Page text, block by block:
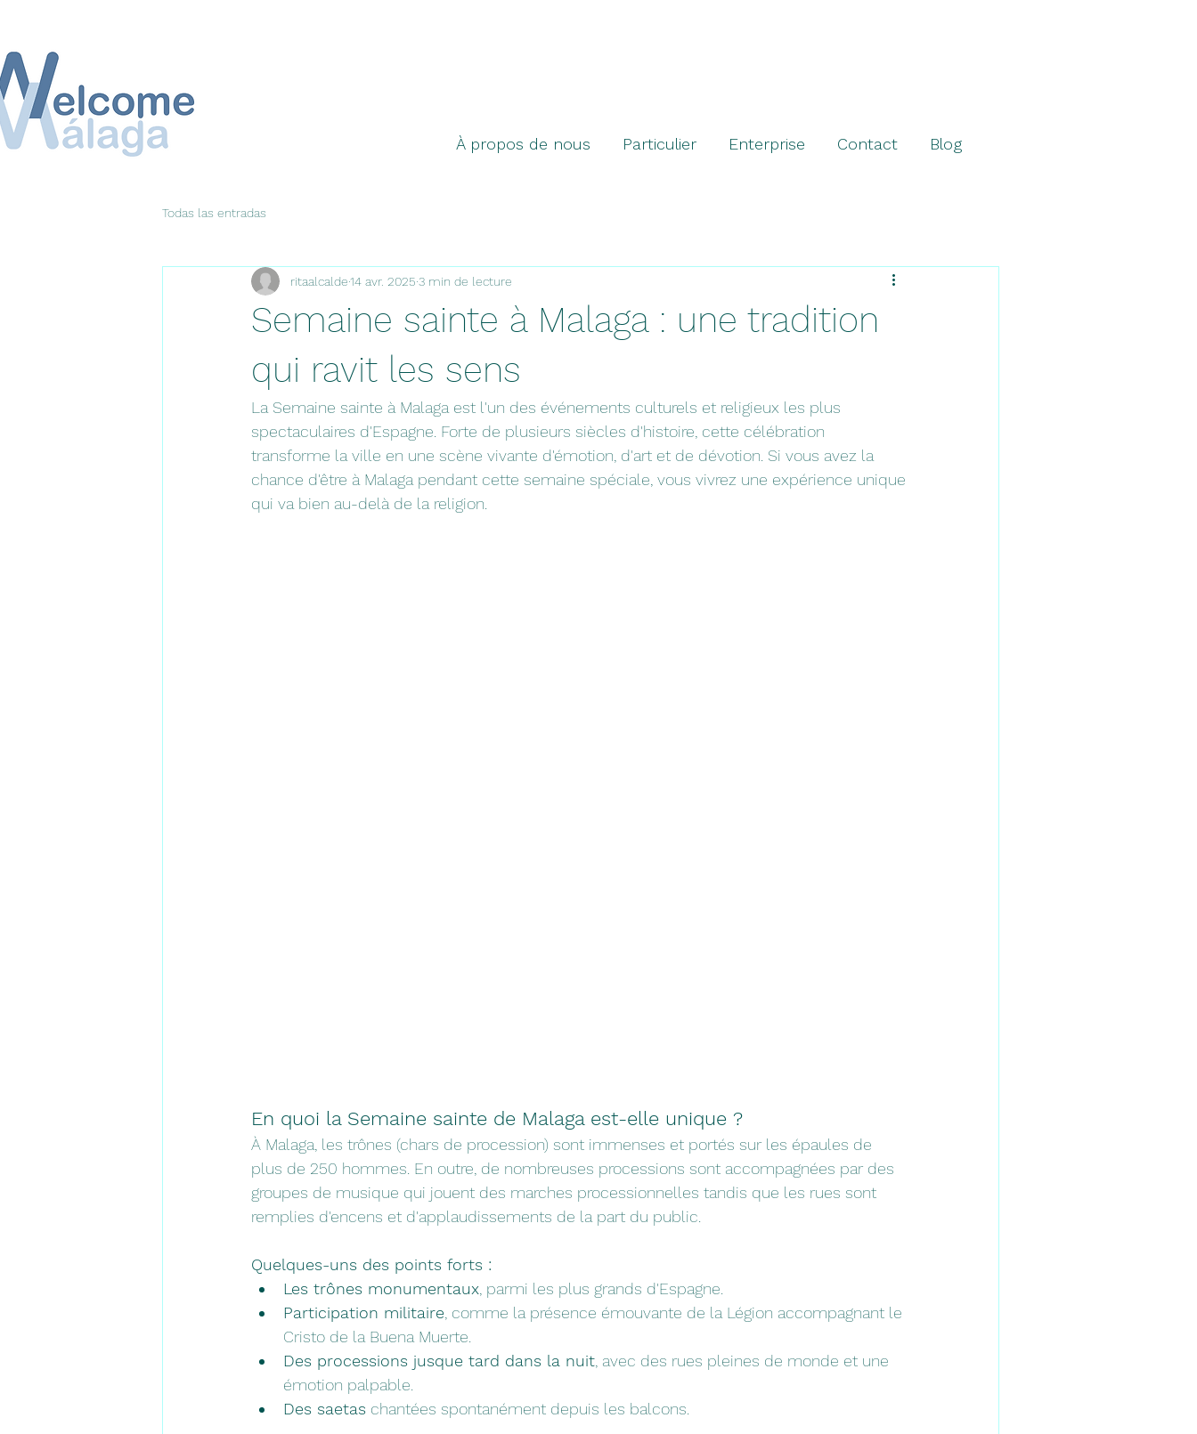
À propos de nous Particulier Enterprise Contact Blog
Todas las entradas
Semaine sainte à Malaga : une tradition
qui ravit les sens
ritaalcalde14 avr. 2025 3 min de lecture
La Semaine sainte à Malaga est l'un des événements culturels et religieux les plus
spectaculaires d'Espagne. Forte de plusieurs siècles d'histoire, cette célébration
transforme la ville en une scène vivante d'émotion, d'art et de dévotion. Si vous avez la
chance d'être à Malaga pendant cette semaine spéciale, vous vivrez une expérience unique
qui va bien au-delà de la religion.
En quoi la Semaine sainte de Malaga est-elle unique ?
À Malaga, les trônes (chars de procession) sont immenses et portés sur les épaules de
plus de 250 hommes. En outre, de nombreuses processions sont accompagnées par des
groupes de musique qui jouent des marches processionnelles tandis que les rues sont
remplies d'encens et d'applaudissements de la part du public.
Quelques-uns des points forts :
Les trônes monumentaux , parmi les plus grands d'Espagne.
Participation militaire , comme la présence émouvante de la Légion accompagnant le
Cristo de la Buena Muerte.
Des processions jusque tard dans la nuit , avec des rues pleines de monde et une
émotion palpable.
Des saetas chantées spontanément depuis les balcons.